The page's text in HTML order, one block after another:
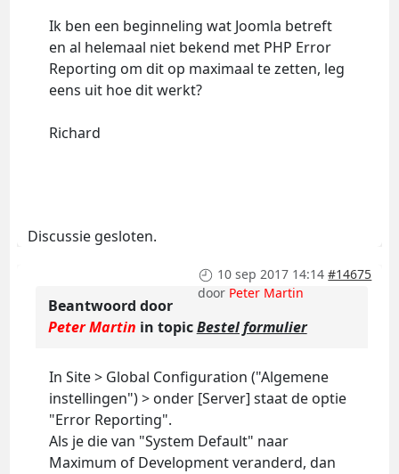
Ik ben een beginneling wat Joomla betreft
en al helemaal niet bekend met PHP Error
Reporting om dit op maximaal te zetten, leg
eens uit hoe dit werkt?
Richard
Discussie gesloten.
10 sep 2017 14:14 #14675
door Peter Martin
Beantwoord door
Peter Martin in topicBestel formulier
In Site > Global Configuration ("Algemene
instellingen") > onder [Server] staat de optie
"Error Reporting".
Als je die van "System Default" naar
Maximum of Development veranderd, dan